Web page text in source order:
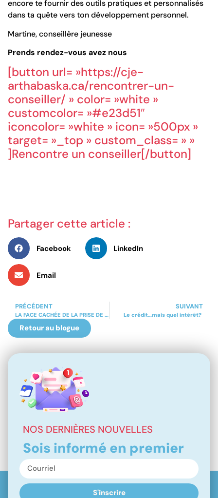
encore te fournir des outils pratiques et personnalisés
dans ta quête vers ton développement personnel.
Martine, conseillère jeunesse
Prends rendez-vous avez nous
[button url= »https://cje-
arthabaska.ca/rencontrer-un-
conseiller/ » color= »white »
customcolor= »#e23d51″
iconcolor= »white » icon= »500px »
target= »_top » custom_class= » »
]Rencontre un conseiller[/button]
Partager cette article :
Facebook LinkedIn
Email
PRÉCÉDENT
LA FACE CACHÉE DE LA PRISE DE DÉCISION
SUIVANT
Le crédit…mais quel intérêt?
Retour au blogue
NOS DERNIÈRES NOUVELLES
Sois informé en premier
S'inscrire